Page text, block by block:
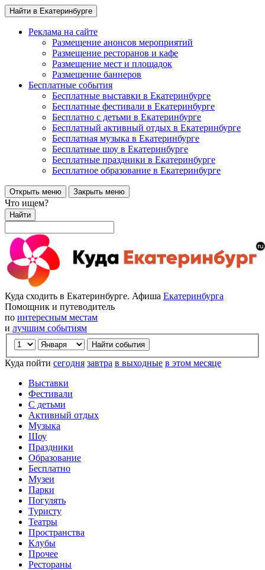
Найти в Екатеринбурге
Реклама на сайте
Размещение анонсов мероприятий
Размещение ресторанов и кафе
Размещение мест и площадок
Размещение баннеров
Бесплатные события
Бесплатные выставки в Екатеринбурге
Бесплатные фестивали в Екатеринбурге
Бесплатно с детьми в Екатеринбурге
Бесплатный активный отдых в Екатеринбурге
Бесплатная музыка в Екатеринбурге
Бесплатные шоу в Екатеринбурге
Бесплатные праздники в Екатеринбурге
Бесплатное образование в Екатеринбурге
Открыть меню Закрыть меню
Что ищем?
Найти
Куда сходить в Екатеринбурге. Афиша Екатеринбурга
Помощник и путеводитель
по интересным местам
и лучшим событиям
Куда пойти сегодня завтра в выходные в этом месяце
Выставки
Фестивали
С детьми
Активный отдых
Музыка
Шоу
Праздники
Образование
Бесплатно
Музеи
Парки
Погулять
Туристу
Театры
Пространства
Клубы
Прочее
Рестораны